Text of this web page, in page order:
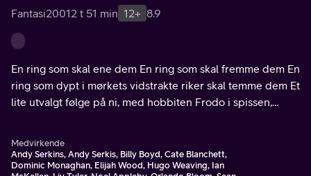
Fantasi20012 t 51 min 12+ 8.9
En ring som skal ene dem En ring som skal fremme dem En
ring som dypt i mørkets vidstrakte riker skal temme dem Et
lite utvalgt følge på ni, med hobbiten Frodo i spissen,
Medvirkende
Andy Serkins, Andy Serkis, Billy Boyd, Cate Blanchett,
Dominic Monaghan, Elijah Wood, Hugo Weaving, Ian